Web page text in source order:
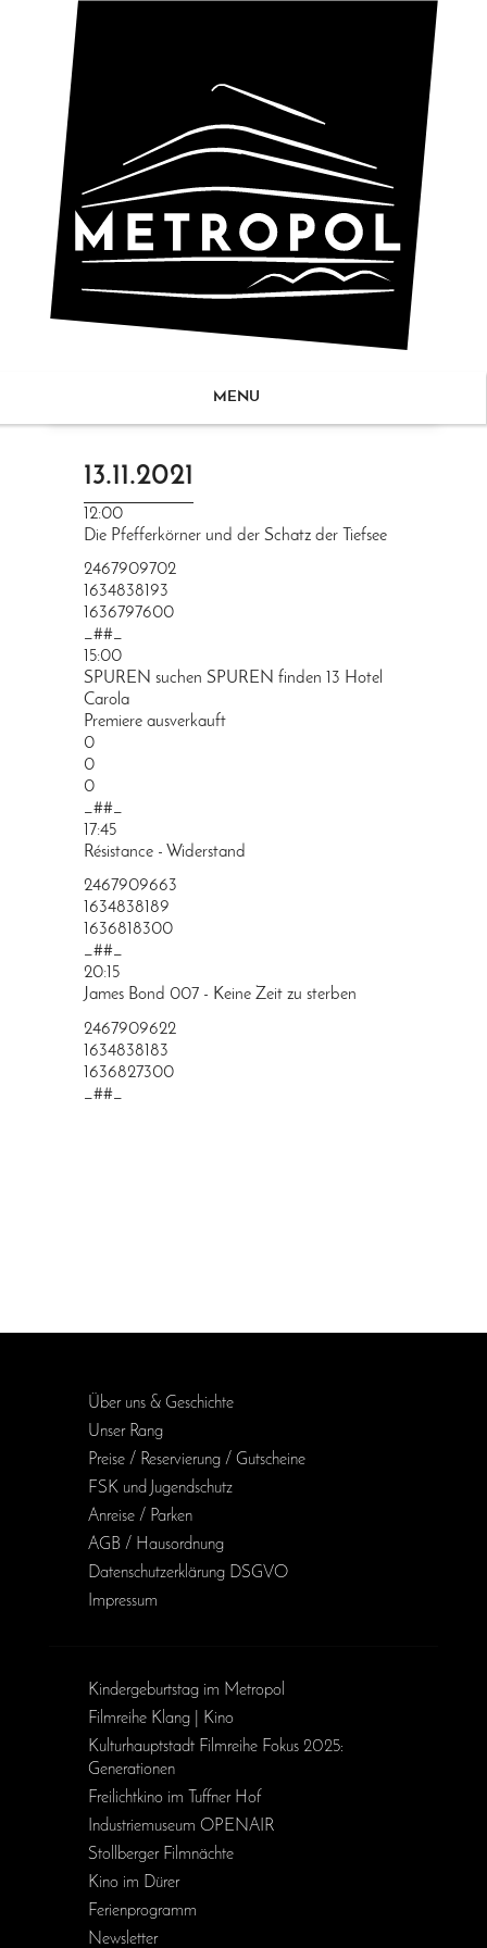
MENU
13.11.2021
12:00
Die Pfefferkörner und der Schatz der Tiefsee
2467909702
1634838193
1636797600
_##_
15:00
SPUREN suchen SPUREN finden 13 Hotel
Carola
Premiere ausverkauft
0
0
0
_##_
17:45
Résistance - Widerstand
2467909663
1634838189
1636818300
_##_
20:15
James Bond 007 - Keine Zeit zu sterben
2467909622
1634838183
1636827300
_##_
Über uns & Geschichte
Unser Rang
Preise / Reservierung / Gutscheine
FSK und Jugendschutz
Anreise / Parken
AGB / Haus­ordnung
Daten­schutz­erklärung DSGVO
Impressum
Kinder­geburts­tag im Metropol
Filmreihe Klang | Kino
Kulturhauptstadt Filmreihe Fokus 2025:
Generationen
Freilichtkino im Tuffner Hof
Industriemuseum OPENAIR
Stollberger Filmnächte
Kino im Dürer
Ferienprogramm
Newsletter